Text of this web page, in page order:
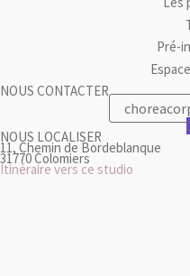
Pré-
NOUS CONTACTER
NOUS LOCALISER
11, Chemin de Bordeblanque
31770 Colomiers
Itinéraire vers ce studio